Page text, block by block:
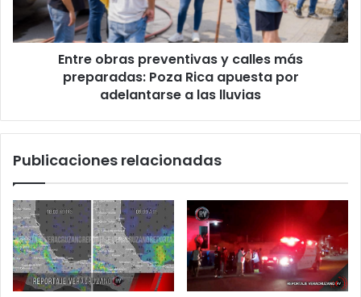
Enfoque
el
preparadas:
Poza
Rica
las
Entre obras preventivas y calles más
preparadas: Poza Rica apuesta por
adelantarse a las lluvias
Publicaciones relacionadas